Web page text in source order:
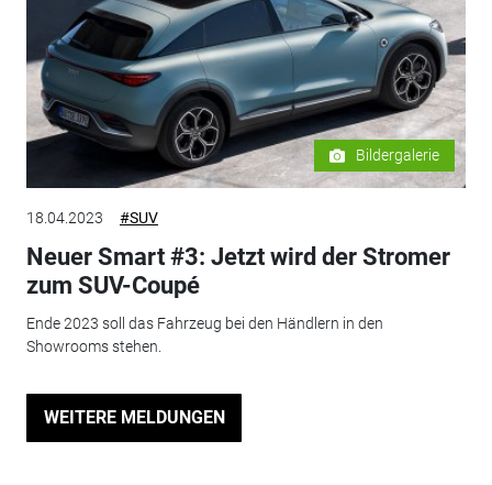
Bildergalerie
18.04.2023 #SUV
Neuer Smart #3: Jetzt wird der Stromer
zum SUV-Coupé
Ende 2023 soll das Fahrzeug bei den Händlern in den
Showrooms stehen.
WEITERE MELDUNGEN